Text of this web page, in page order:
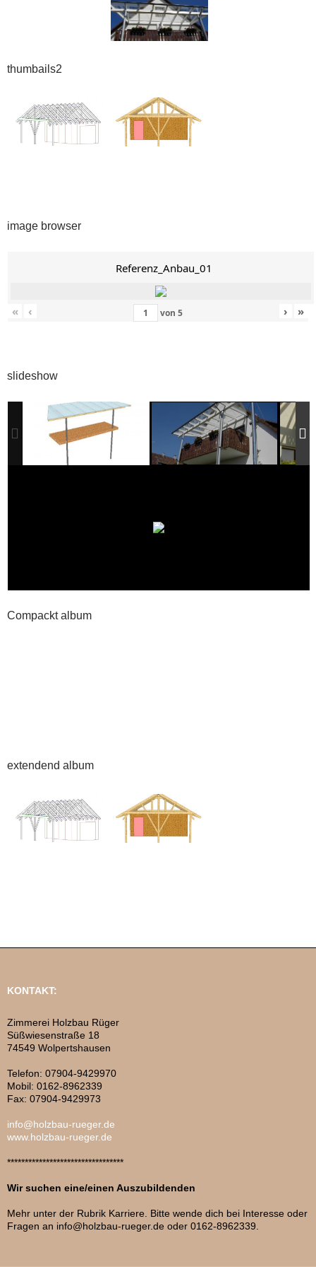
thumbails2
image browser
Referenz_Anbau_01
« ‹ von 5 › »
slideshow
Compackt album
extendend album
KONTAKT:
Zimmerei Holzbau Rüger
Süßwiesenstraße 18
74549 Wolpertshausen
Telefon: 07904-9429970
Mobil: 0162-8962339
Fax: 07904-9429973
info@holzbau-rueger.de
www.holzbau-rueger.de
*********************************
Wir suchen eine/einen Auszubildenden
Mehr unter der Rubrik Karriere. Bitte wende dich bei Interesse oder
Fragen an info@holzbau-rueger.de oder 0162-8962339.